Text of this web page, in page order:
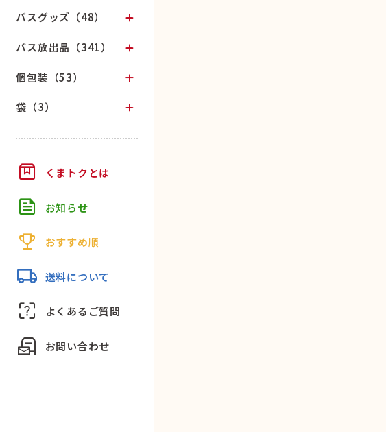
バスグッズ（48）
バス放出品（341）
個包装（53）
袋（3）
box くまトクとは
feed お知らせ
trophy おすすめ順
local_shipping 送料について
indeterminate_question_box よくあるご質問
local_post_office お問い合わせ